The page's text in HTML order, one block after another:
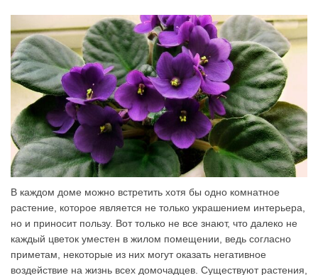
В каждом доме можно встретить хотя бы одно комнатное
растение, которое является не только украшением интерьера,
но и приносит пользу. Вот только не все знают, что далеко не
каждый цветок уместен в жилом помещении, ведь согласно
приметам, некоторые из них могут оказать негативное
воздействие на жизнь всех домочадцев. Существуют растения,